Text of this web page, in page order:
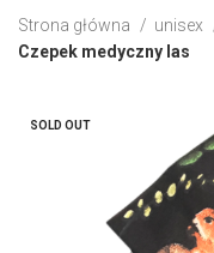
Strona główna unisex
Czepek medyczny las
SOLD OUT